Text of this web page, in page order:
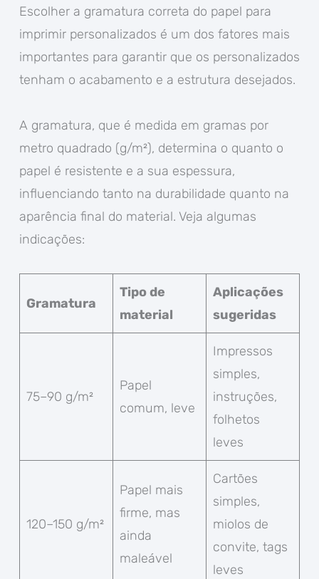
Escolher a gramatura correta do papel para
imprimir personalizados é um dos fatores mais
importantes para garantir que os personalizados
tenham o acabamento e a estrutura desejados.
A gramatura, que é medida em gramas por
metro quadrado (g/m²), determina o quanto o
papel é resistente e a sua espessura,
influenciando tanto na durabilidade quanto na
aparência final do material. Veja algumas
indicações:
Gramatura
Tipo de
material
Aplicações
sugeridas
75–90 g/m²
Papel
comum, leve
Impressos
simples,
instruções,
folhetos
leves
120–150 g/m²
Papel mais
firme, mas
ainda
maleável
Cartões
simples,
miolos de
convite, tags
leves